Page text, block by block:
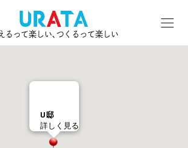
るって楽しい､つくるって楽しい
U邸
詳しく見る